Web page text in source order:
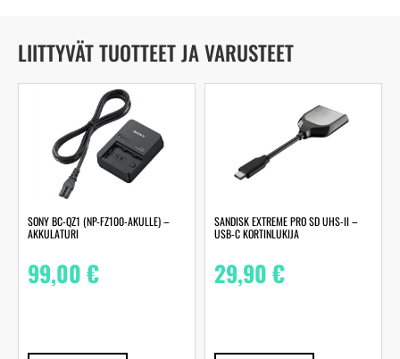
LIITTYVÄT TUOTTEET JA VARUSTEET
SONY BC-QZ1 (NP-FZ100-AKULLE) –
AKKULATURI
99,00€
SANDISK EXTREME PRO SD UHS-II –
USB-C KORTINLUKIJA
29,90€